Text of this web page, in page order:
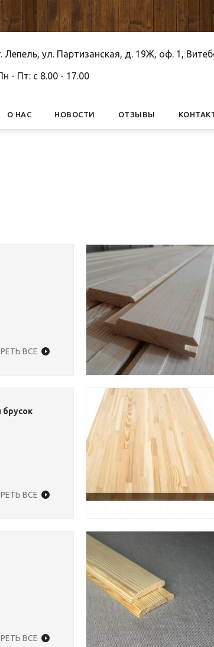
Лепель, ул. Партизанская, д. 19Ж, оф. 1,
- Пт: c 8.00 - 17.00
О НАС НОВОСТИ ОТЗЫВЫ
ВСЕ
ВСЕ
ВСЕ